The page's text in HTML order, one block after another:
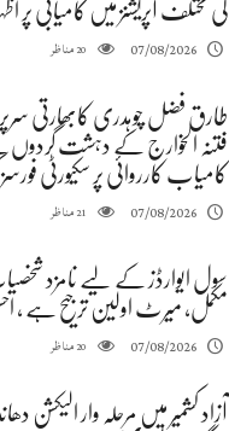
کی مختلف آپریشنز میں کامیابی پر
07/08/2026
20مناظر
طارق فضل چوہدری کابھارتی
فتنہ الخوارج کے دہشت
کامیاب کارروائی پر سکیورٹی
07/08/2026
21مناظر
سول ایوارڈز کے لیے نامزد
مکمل، میرٹ اولین ترجیح ہے ،
07/08/2026
20مناظر
آزاد کشمیر میں مرحلہ وار الیکشن